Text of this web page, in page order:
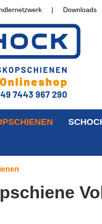
| Downloads